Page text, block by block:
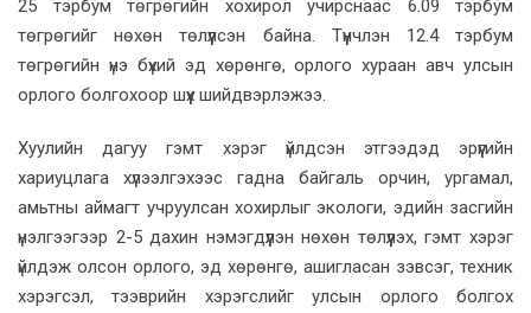
25 тэрбум төгрөгийн хохирол учирснаас 6.09 тэрбум
төгрөгийг нөхөн төлүүлсэн байна. Түүнчлэн 12.4 тэрбум
төгрөгийн үнэ бүхий эд хөрөнгө, орлого хураан авч улсын
орлого болгохоор шүүх шийдвэрлэжээ.
Хуулийн дагуу гэмт хэрэг үйлдсэн этгээдэд эрүүгийн
хариуцлага хүлээлгэхээс гадна байгаль орчин, ургамал,
амьтны аймагт учруулсан хохирлыг экологи, эдийн засгийн
үнэлгээгээр 2-5 дахин нэмэгдүүлэн нөхөн төлүүлэх, гэмт хэрэг
үйлдэж олсон орлого, эд хөрөнгө, ашигласан зэвсэг, техник
хэрэгсэл, тээврийн хэрэгслийг улсын орлого болгох